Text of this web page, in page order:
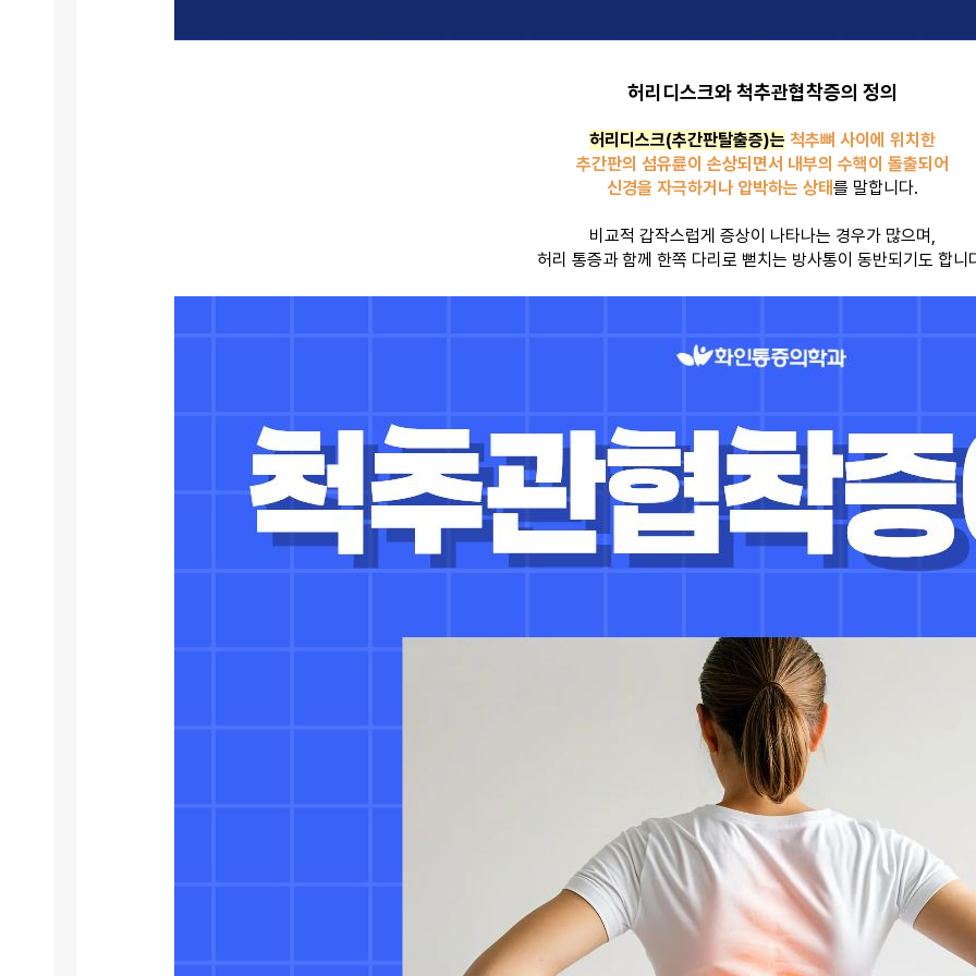
허리디스크와 척추관협착증의 정의
허리디스크(추간판탈출증)는 척추뼈 사이에 위치한
추간판의 섬유륜이 손상되면서 내부의 수핵이 돌출되어
신경을 자극하거나 압박하는 상태를 말합니다.
비교적 갑작스럽게 증상이 나타나는 경우가 많으며,
허리 통증과 함께 한쪽 다리로 뻗치는 방사통이 동반되기도 합니